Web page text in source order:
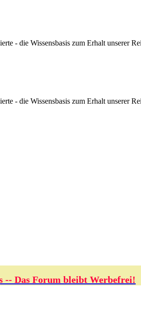
- die Wissensbasis zum Erhalt unserer
- die Wissensbasis zum Erhalt unserer
-- Das Forum bleibt Werbefrei!